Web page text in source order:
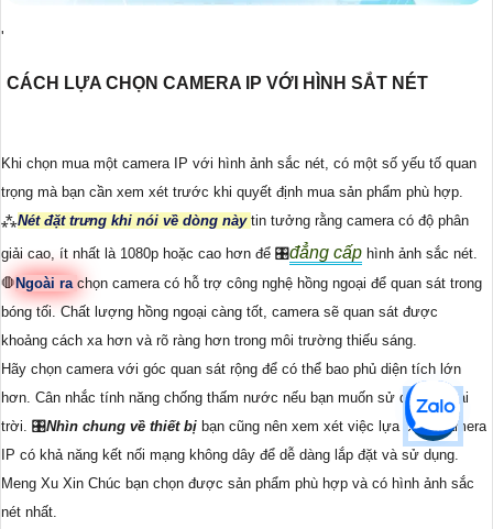
'
CÁCH LỰA CHỌN CAMERA IP VỚI HÌNH SẮT NÉT
Khi chọn mua một camera IP với hình ảnh sắc nét, có một số yếu tố quan
trọng mà bạn cần xem xét trước khi quyết định mua sản phẩm phù hợp.
⁂Nét đặt trưng khi nói về dòng này tin tưởng rằng camera có độ phân
giải cao, ít nhất là 1080p hoặc cao hơn để 🎛đẳng cấp hình ảnh sắc nét.
🛑 Ngoài ra chọn camera có hỗ trợ công nghệ hồng ngoại để quan sát trong
bóng tối. Chất lượng hồng ngoại càng tốt, camera sẽ quan sát được
khoảng cách xa hơn và rõ ràng hơn trong môi trường thiếu sáng.
Hãy chọn camera với góc quan sát rộng để có thể bao phủ diện tích lớn
hơn. Cân nhắc tính năng chống thấm nước nếu bạn muốn sử dụng ngoài
trời. 🎛Nhìn chung về thiết bị bạn cũng nên xem xét việc lựa chọn camera
IP có khả năng kết nối mạng không dây để dễ dàng lắp đặt và sử dụng.
Meng Xu Xin Chúc bạn chọn được sản phẩm phù hợp và có hình ảnh sắc
nét nhất.